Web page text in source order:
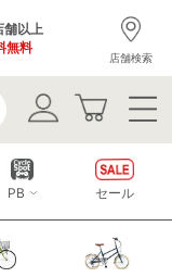
舗以上
無料
店舗検索
PB セール